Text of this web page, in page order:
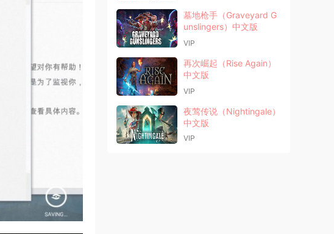
墓地枪手（Graveyard G
unslingers）中文版
VIP
再次崛起（Rise Again）
中文版
VIP
夜莺传说（Nightingale）
中文版
VIP